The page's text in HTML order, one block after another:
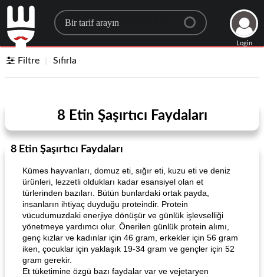
Search for a recipe
Login
Filtre Sıfırla
8 Etin Şaşırtıcı Faydaları
8 Etin Şaşırtıcı Faydaları
Kümes hayvanları, domuz eti, sığır eti, kuzu eti ve deniz
ürünleri, lezzetli oldukları kadar esansiyel olan et
türlerinden bazıları. Bütün bunlardaki ortak payda,
insanların ihtiyaç duyduğu proteindir. Protein
vücudumuzdaki enerjiye dönüşür ve günlük işlevselliği
yönetmeye yardımcı olur. Önerilen günlük protein alımı,
genç kızlar ve kadınlar için 46 gram, erkekler için 56 gram
iken, çocuklar için yaklaşık 19-34 gram ve gençler için 52
gram gerekir.
Et tüketimine özgü bazı faydalar var ve vejetaryen